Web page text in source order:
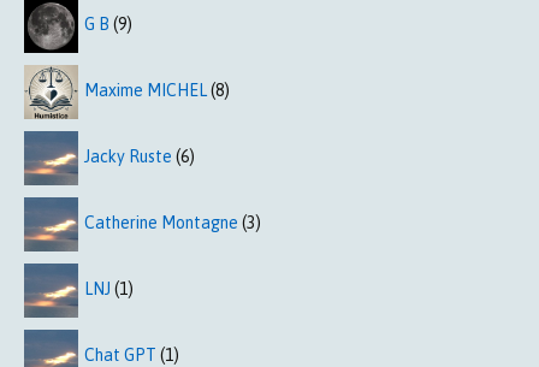
G B (9)
Maxime MICHEL(8)
Jacky Ruste (6)
Catherine Montagne (3)
LNJ (1)
Chat GPT (1)